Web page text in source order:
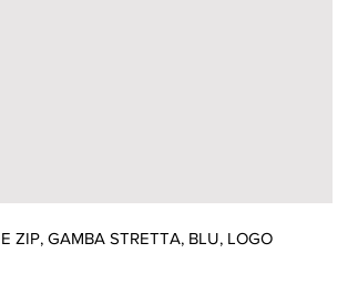
ZIP, GAMBA STRETTA, BLU, LOGO